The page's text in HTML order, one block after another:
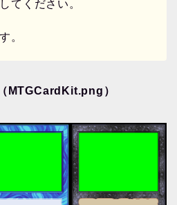
てください。
。
MTGCardKit.png）